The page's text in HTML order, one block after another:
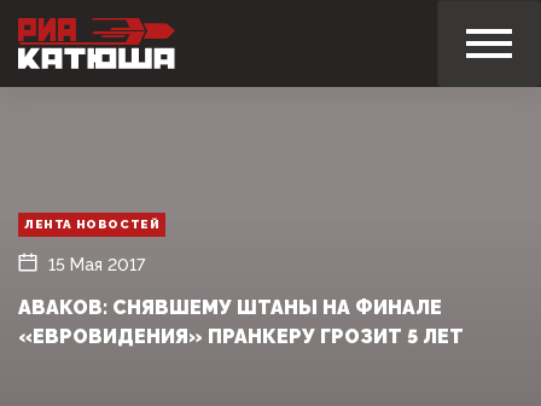
ЛЕНТА НОВОСТЕЙ
15 Мая 2017
АВАКОВ: СНЯВШЕМУ ШТАНЫ НА ФИНАЛЕ
«ЕВРОВИДЕНИЯ» ПРАНКЕРУ ГРОЗИТ 5 ЛЕТ‍